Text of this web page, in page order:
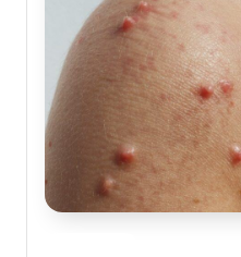
s
u
p